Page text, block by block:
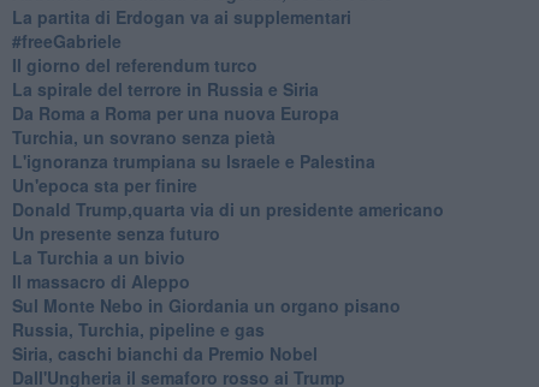
La partita di Erdogan va ai supplementari
#freeGabriele
Il giorno del referendum turco
La spirale del terrore in Russia e Siria
Da Roma a Roma per una nuova Europa
Turchia, un sovrano senza pietà
L'ignoranza trumpiana su Israele e Palestina
Un'epoca sta per finire
Donald Trump,quarta via di un presidente americano
Un presente senza futuro
La Turchia a un bivio
Il massacro di Aleppo
Sul Monte Nebo in Giordania un organo pisano
Russia, Turchia, pipeline e gas
Siria, caschi bianchi da Premio Nobel
Dall'Ungheria il semaforo rosso ai Trump